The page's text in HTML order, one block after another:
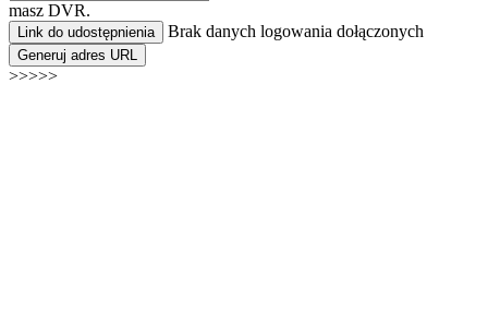
masz DVR.
Link do udostępnienia Brak danych logowania dołączonych
Generuj adres URL
>>>>>